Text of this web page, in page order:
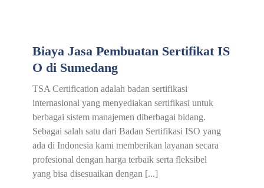
Biaya Jasa Pembuatan Sertifikat IS
O di Sumedang
TSA Certification adalah badan sertifikasi
internasional yang menyediakan sertifikasi untuk
berbagai sistem manajemen diberbagai bidang.
Sebagai salah satu dari Badan Sertifikasi ISO yang
ada di Indonesia kami memberikan layanan secara
profesional dengan harga terbaik serta fleksibel
yang bisa disesuaikan dengan [...]